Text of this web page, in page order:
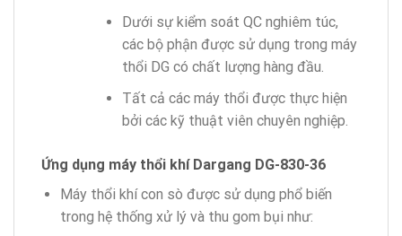
Dưới sự kiểm soát QC nghiêm túc,
các bộ phận được sử dụng trong máy
thổi DG có chất lượng hàng đầu.
Tất cả các máy thổi được thực hiện
bởi các kỹ thuật viên chuyên nghiệp.
Ứng dụng máy thổi khí Dargang DG-830-36
Máy thổi khí con sò được sử dụng phổ biến
trong hệ thống xử lý và thu gom bụi như: